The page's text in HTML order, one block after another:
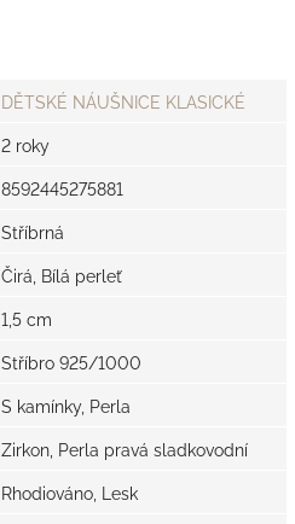
DĚTSKÉ NÁUŠNICE KLASICKÉ
2 roky
8592445275881
Stříbrná
Čirá, Bílá perleť
1,5 cm
Stříbro 925/1000
S kamínky, Perla
Zirkon, Perla pravá sladkovodní
Rhodiováno, Lesk